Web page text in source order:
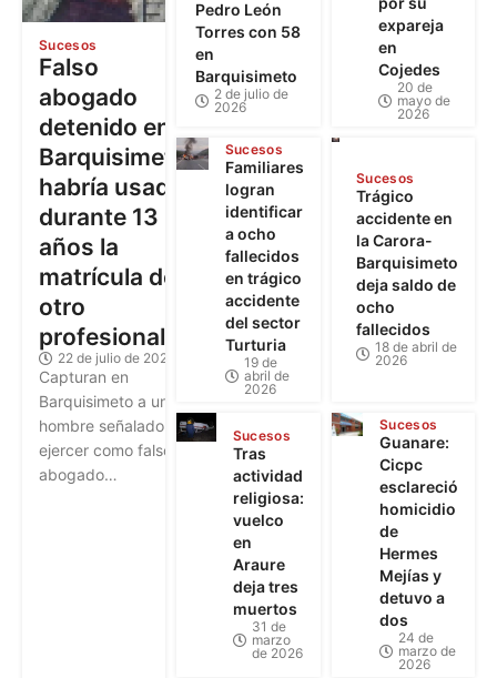
Sucesos
Falso
abogado
detenido en
Barquisimeto:
habría usado
durante 13
años la
matrícula de
otro
profesional
22 de julio de 2026
Capturan en
Barquisimeto a un
hombre señalado de
ejercer como falso
abogado…
Pedro León
Torres con 58
en
Barquisimeto
2 de julio de
2026
expareja
en
Cojedes
20 de
mayo de
2026
Sucesos
Familiares
logran
identificar
a ocho
fallecidos
en trágico
accidente
del sector
Turturia
19 de
abril de
2026
Sucesos
Trágico
accidente en
la Carora-
Barquisimeto
deja saldo de
ocho
fallecidos
18 de abril de
2026
Sucesos
Tras
actividad
religiosa:
vuelco
en
Araure
deja tres
muertos
31 de
marzo
de 2026
Sucesos
Guanare:
Cicpc
esclareció
homicidio
de
Hermes
Mejías y
detuvo a
dos
24 de
marzo de
2026